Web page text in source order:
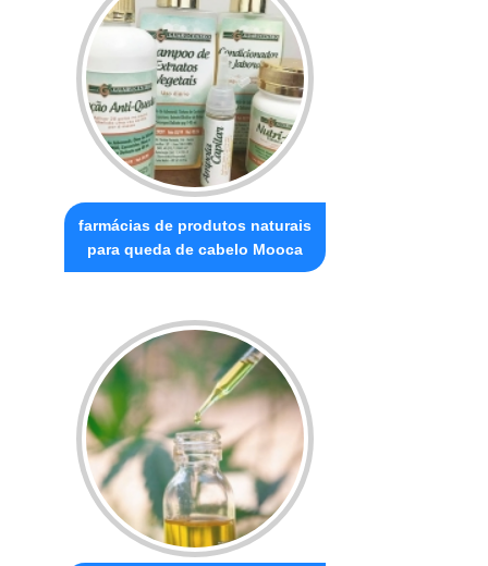
farmácias de produtos naturais
para queda de cabelo Mooca